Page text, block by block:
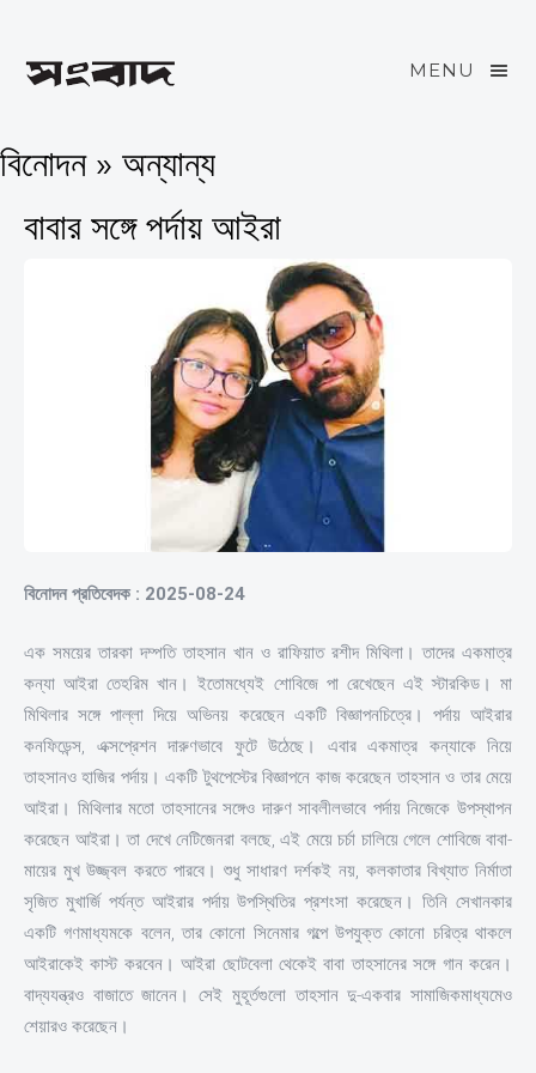
MENU
বিনোদন » অন্যান্য
বাবার সঙ্গে পর্দায় আইরা
বিনোদন প্রতিবেদক : 2025-08-24
এক সময়ের তারকা দম্পতি তাহসান খান ও রাফিয়াত রশীদ মিথিলা। তাদের একমাত্র
কন্যা আইরা তেহরিম খান। ইতোমধ্যেই শোবিজে পা রেখেছেন এই স্টারকিড। মা
মিথিলার সঙ্গে পাল্লা দিয়ে অভিনয় করেছেন একটি বিজ্ঞাপনচিত্রে। পর্দায় আইরার
কনফিডেন্স, এক্সপ্রেশন দারুণভাবে ফুটে উঠেছে। এবার একমাত্র কন্যাকে নিয়ে
তাহসানও হাজির পর্দায়। একটি টুথপেস্টের বিজ্ঞাপনে কাজ করেছেন তাহসান ও তার মেয়ে
আইরা। মিথিলার মতো তাহসানের সঙ্গেও দারুণ সাবলীলভাবে পর্দায় নিজেকে উপস্থাপন
করেছেন আইরা। তা দেখে নেটিজেনরা বলছে, এই মেয়ে চর্চা চালিয়ে গেলে শোবিজে বাবা-
মায়ের মুখ উজ্জ্বল করতে পারবে। শুধু সাধারণ দর্শকই নয়, কলকাতার বিখ্যাত নির্মাতা
সৃজিত মুখার্জি পর্যন্ত আইরার পর্দায় উপস্থিতির প্রশংসা করেছেন। তিনি সেখানকার
একটি গণমাধ্যমকে বলেন, তার কোনো সিনেমার গল্পে উপযুক্ত কোনো চরিত্র থাকলে
আইরাকেই কাস্ট করবেন। আইরা ছোটবেলা থেকেই বাবা তাহসানের সঙ্গে গান করেন।
বাদ্যযন্ত্রও বাজাতে জানেন। সেই মুহূর্তগুলো তাহসান দু-একবার সামাজিকমাধ্যমেও
শেয়ারও করেছেন।